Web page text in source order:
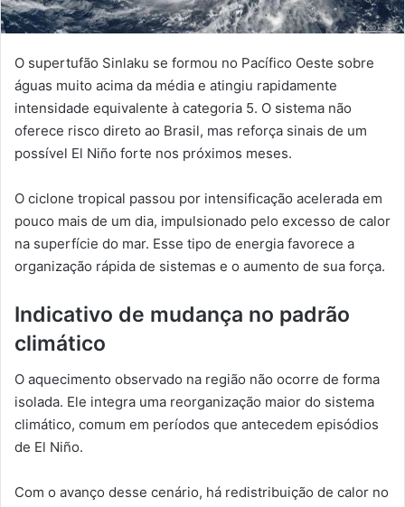
O supertufão Sinlaku se formou no Pacífico Oeste sobre
águas muito acima da média e atingiu rapidamente
intensidade equivalente à categoria 5. O sistema não
oferece risco direto ao Brasil, mas reforça sinais de um
possível El Niño forte nos próximos meses.
O ciclone tropical passou por intensificação acelerada em
pouco mais de um dia, impulsionado pelo excesso de calor
na superfície do mar. Esse tipo de energia favorece a
organização rápida de sistemas e o aumento de sua força.
Indicativo de mudança no padrão
climático
O aquecimento observado na região não ocorre de forma
isolada. Ele integra uma reorganização maior do sistema
climático, comum em períodos que antecedem episódios
de El Niño.
Com o avanço desse cenário, há redistribuição de calor no